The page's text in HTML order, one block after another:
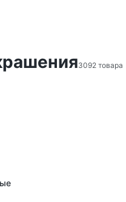
3092 товара